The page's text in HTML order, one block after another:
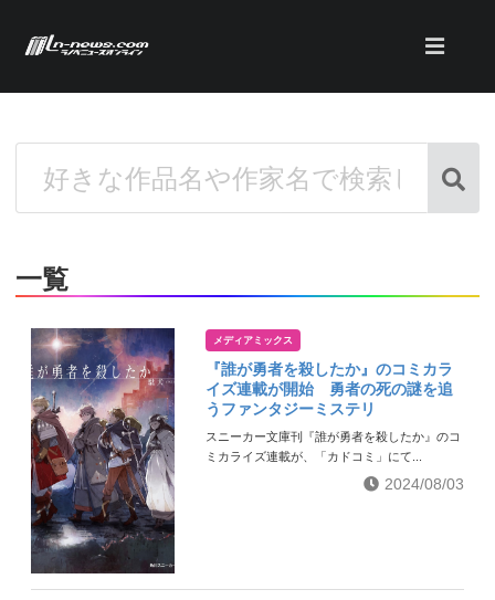
一覧
メディアミックス
『誰が勇者を殺したか』のコミカラ
イズ連載が開始 勇者の死の謎を追
うファンタジーミステリ
スニーカー文庫刊『誰が勇者を殺したか』のコ
ミカライズ連載が、「カドコミ」にて...
2024/08/03